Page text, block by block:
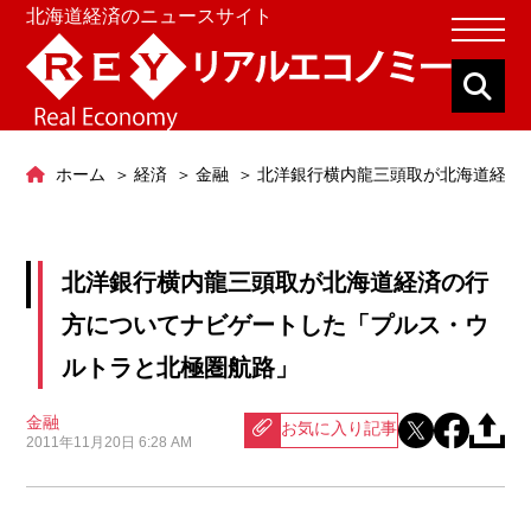
北海道経済のニュースサイト
ホーム 経済 金融 北洋銀行横内龍三頭取が北海道経
北洋銀行横内龍三頭取が北海道経済の行
方についてナビゲートした「プルス・ウ
ルトラと北極圏航路」
金融
2011年11月20日 6:28 AM
お気に入り記事